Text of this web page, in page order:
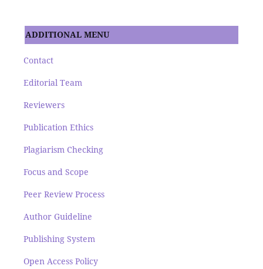
ADDITIONAL MENU
Contact
Editorial Team
Reviewers
Publication Ethics
Plagiarism Checking
Focus and Scope
Peer Review Process
Author Guideline
Publishing System
Open Access Policy